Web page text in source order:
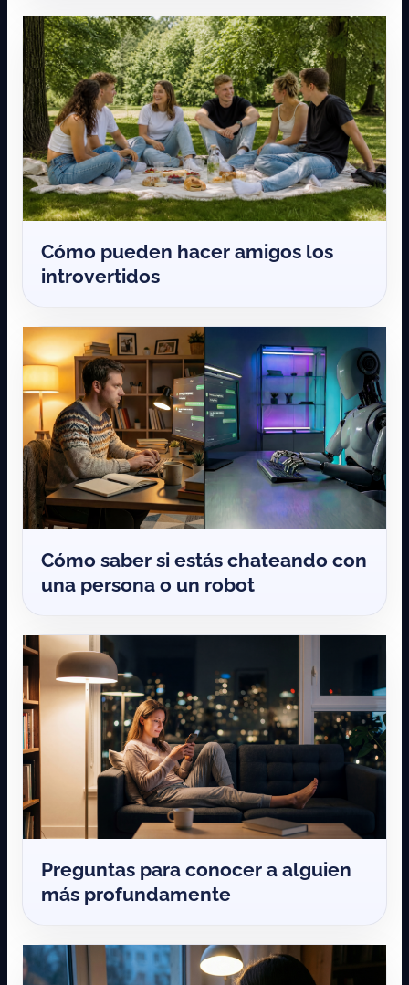
Cómo pueden hacer amigos los
introvertidos
Cómo saber si estás chateando con
una persona o un robot
Preguntas para conocer a alguien
más profundamente